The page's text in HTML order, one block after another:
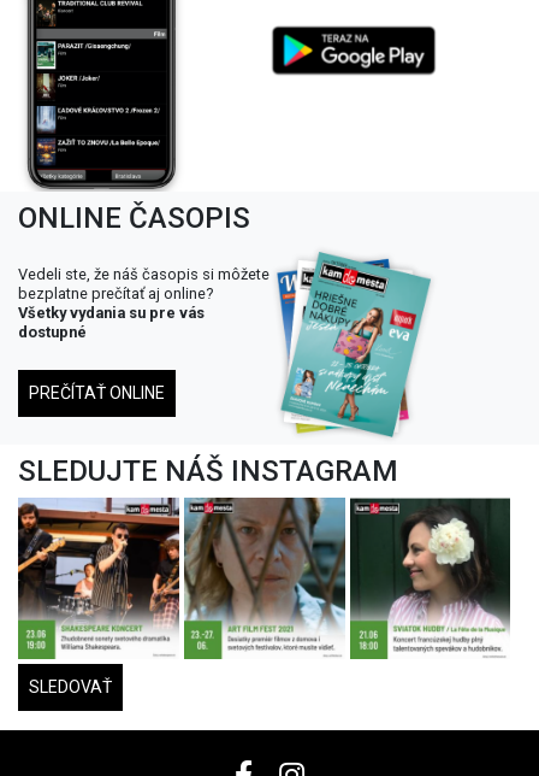
ONLINE ČASOPIS
Vedeli ste, že náš časopis si môžete
bezplatne prečítať aj online?
Všetky vydania su pre vás
dostupné
PREČÍTAŤ ONLINE
SLEDUJTE NÁŠ INSTAGRAM
SLEDOVAŤ